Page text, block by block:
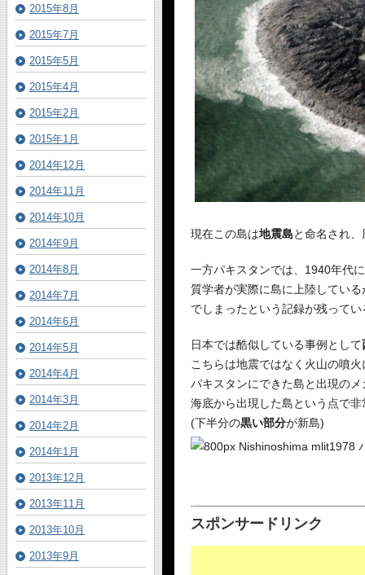
現在この島は地震島と命名され
一方パキスタンでは、1940年代
質学者が実際に島に上陸してい
でしまったという記録が残ってい
日本では酷似している事例として
こちらは地震ではなく火山の噴
パキスタンにできた島と出現の
海底から出現した島という点で
(下半分の黒い部分が新島)
スポンサードリンク
2015年8月
2015年7月
2015年5月
2015年4月
2015年2月
2015年1月
2014年12月
2014年11月
2014年10月
2014年9月
2014年8月
2014年7月
2014年6月
2014年5月
2014年4月
2014年3月
2014年2月
2014年1月
2013年12月
2013年11月
2013年10月
2013年9月